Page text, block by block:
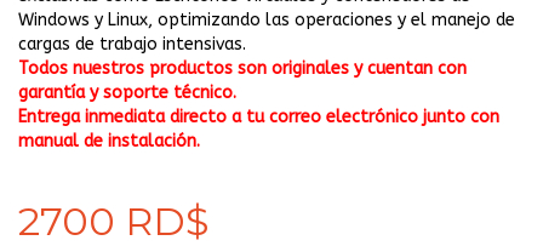
Windows y Linux, optimizando las operaciones y el manejo de
cargas de trabajo intensivas.
Todos nuestros productos son originales y cuentan con
garantía y soporte técnico.
Entrega inmediata directo a tu correo electrónico junto con
manual de instalación.
2700 RD$